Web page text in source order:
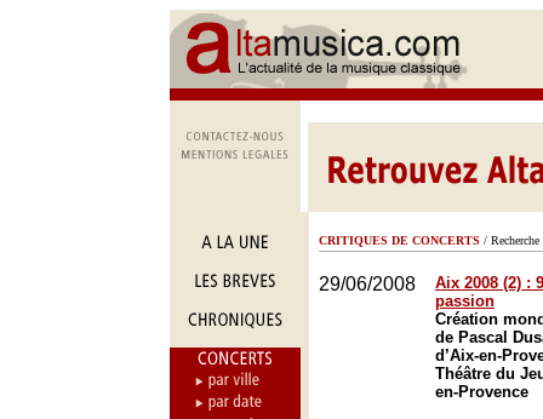
CRITIQUES DE CONCERTS / Recherche
29/06/2008
Aix 2008 (2) :
passion
Création
de Pascal
d’Aix-en-
Théâtre du
en-Provence